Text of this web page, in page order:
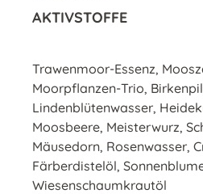
AKTIVSTOFFE
Trawenmoor-Essenz,
Moorpflanzen-Trio,
Lindenblütenwasser,
Moosbeere, Meisterwurz,
Mäusedorn, Rosenwasser,
Färberdistelöl,
Wiesenschaumkrautöl